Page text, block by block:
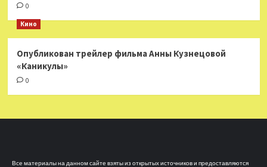
0
Кино
Опубликован трейлер фильма Анны Кузнецовой
«Каникулы»
0
Все материалы на данном сайте взяты из открытых источников и предоставляются